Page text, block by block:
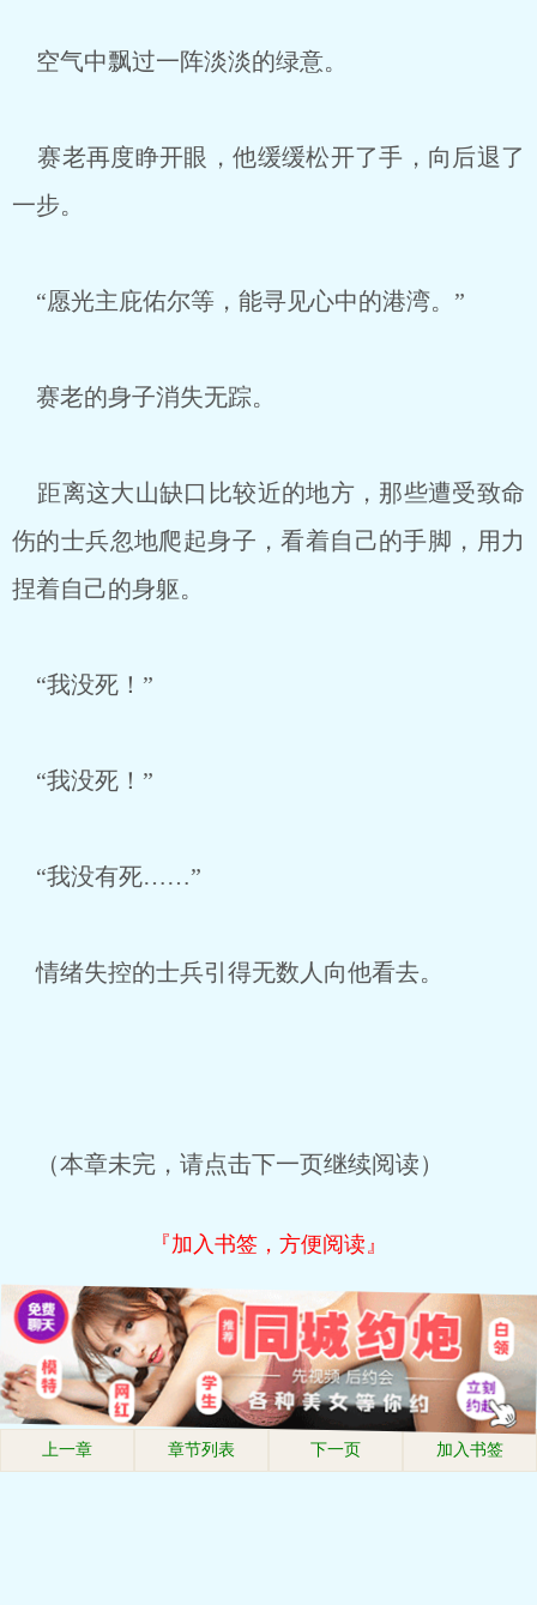
空气中飘过一阵淡淡的绿意。
赛老再度睁开眼，他缓缓松开了手，向后退了
一步。
“愿光主庇佑尔等，能寻见心中的港湾。”
赛老的身子消失无踪。
距离这大山缺口比较近的地方，那些遭受致命
伤的士兵忽地爬起身子，看着自己的手脚，用力
捏着自己的身躯。
“我没死！”
“我没死！”
“我没有死……”
情绪失控的士兵引得无数人向他看去。
（本章未完，请点击下一页继续阅读）
『加入书签，方便阅读』
上一章 章节列表 下一页 加入书签